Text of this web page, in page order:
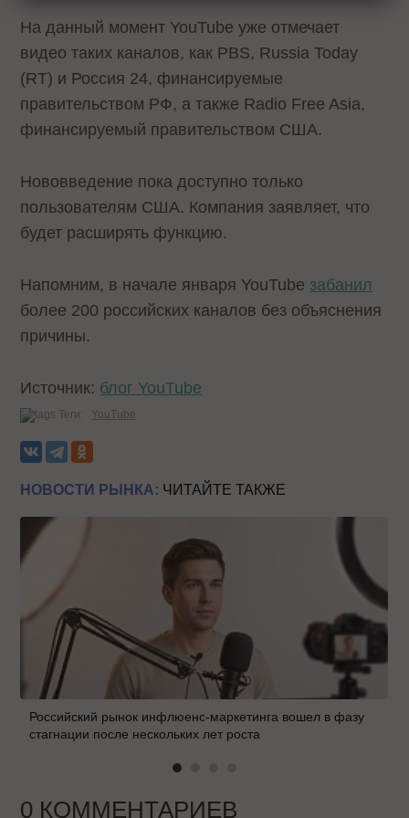
На данный момент YouTube уже отмечает
видео таких каналов, как PBS, Russia Today
(RT) и Россия 24, финансируемые
правительством РФ, а также Radio Free Asia,
финансируемый правительством США.
Нововведение пока доступно только
пользователям США. Компания заявляет, что
будет расширять функцию.
Напомним, в начале января YouTube забанил
более 200 российских каналов без объяснения
причины.
Источник: блог YouTube
Теги: YouTube
НОВОСТИ РЫНКА: ЧИТАЙТЕ ТАКЖЕ
Российский рынок инфлюенс-маркетинга вошел в фазу
стагнации после нескольких лет роста
0 КОММЕНТАРИЕВ